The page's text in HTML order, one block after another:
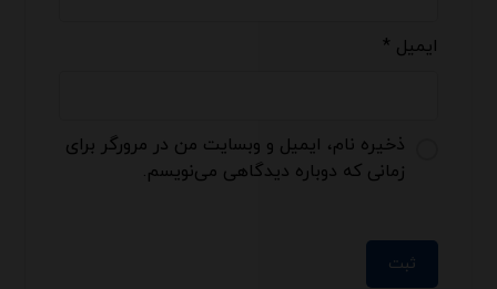
ایمیل *
ذخیره نام، ایمیل و وبسایت من در مرورگر برای
زمانی که دوباره دیدگاهی می‌نویسم.